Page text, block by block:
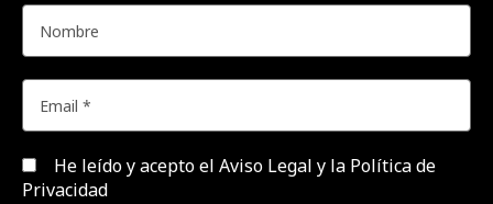
He leído y acepto el Aviso Legal y la Política de
Privacidad